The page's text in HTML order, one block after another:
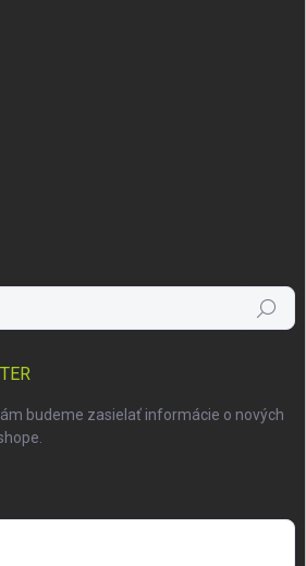
Hľadať
budeme zasielať informácie o nových